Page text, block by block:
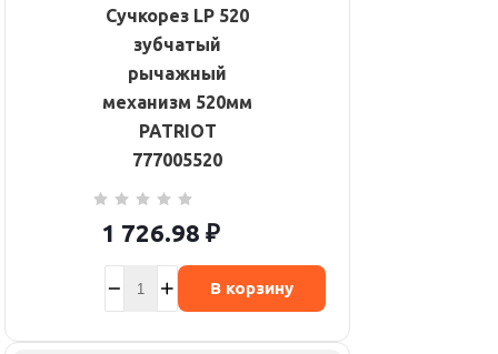
Сучкорез LP 520
зубчатый
рычажный
механизм 520мм
PATRIOT
777005520
1 726.98 ₽
В корзину